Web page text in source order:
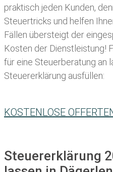
praktisch jeden Kunden,
Steuertricks und helfen
Fällen übersteigt der
Kosten der Dienstleistung!
für eine Steuerberatung an
Steuererklärung ausfüllen:
KOSTENLOSE
Steuererklärung